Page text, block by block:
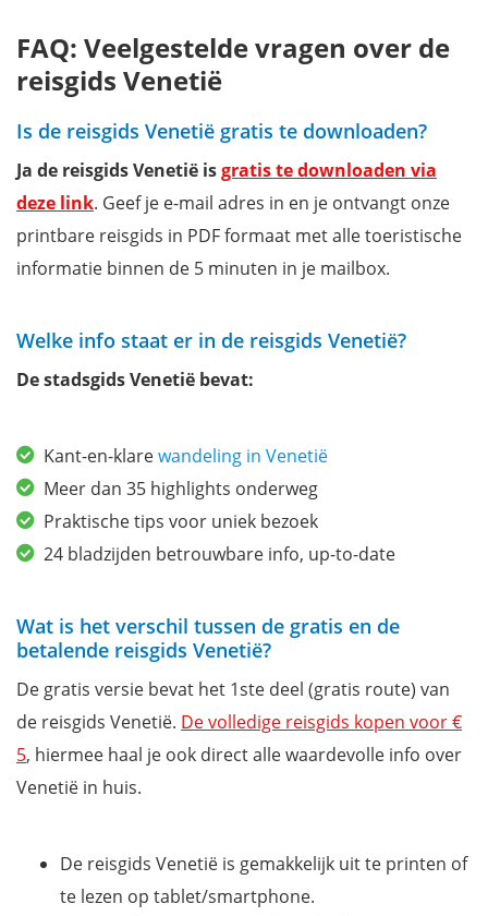
FAQ: Veelgestelde vragen over de
reisgids Venetië
Is de reisgids Venetië gratis te downloaden?
Ja de reisgids Venetië isgratis te downloaden via
deze link. Geef je e-mail adres in en je ontvangt onze
printbare reisgids in PDF formaat met alle toeristische
informatie binnen de 5 minuten in je mailbox.
Welke info staat er in de reisgids Venetië?
De stadsgids Venetië bevat:
Kant-en-klarewandeling in Venetië
Meer dan 35 highlights onderweg
Praktische tips voor uniek bezoek
24 bladzijden betrouwbare info, up-to-date
Wat is het verschil tussen de gratis en de
betalende reisgids Venetië?
De gratis versie bevat het 1ste deel (gratis route) van
de reisgids Venetië. De volledige reisgids kopen voor €
5, hiermee haal je ook direct alle waardevolle info over
Venetië in huis.
De reisgids Venetië is gemakkelijk uit te printen of
te lezen op tablet/smartphone.